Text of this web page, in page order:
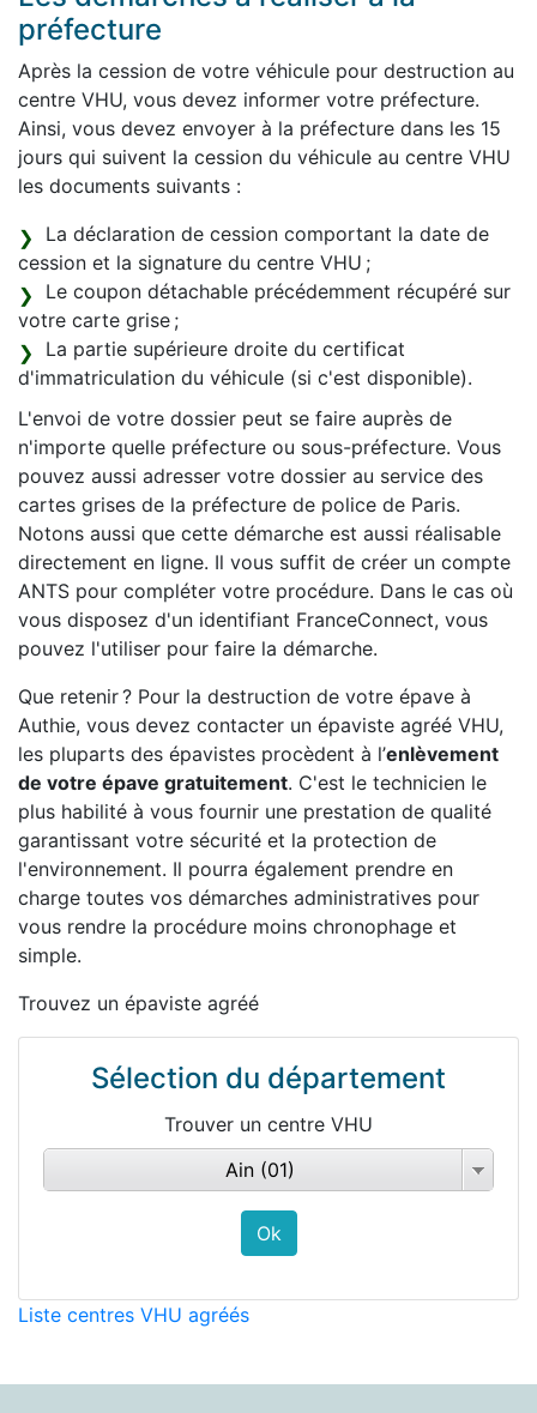
préfecture
Après la cession de votre véhicule pour destruction au
centre VHU, vous devez informer votre préfecture.
Ainsi, vous devez envoyer à la préfecture dans les 15
jours qui suivent la cession du véhicule au centre VHU
les documents suivants :
La déclaration de cession comportant la date de
cession et la signature du centre VHU ;
Le coupon détachable précédemment récupéré sur
votre carte grise ;
La partie supérieure droite du certificat
d'immatriculation du véhicule (si c'est disponible).
L'envoi de votre dossier peut se faire auprès de
n'importe quelle préfecture ou sous-préfecture. Vous
pouvez aussi adresser votre dossier au service des
cartes grises de la préfecture de police de Paris.
Notons aussi que cette démarche est aussi réalisable
directement en ligne. Il vous suffit de créer un compte
ANTS pour compléter votre procédure. Dans le cas où
vous disposez d'un identifiant FranceConnect, vous
pouvez l'utiliser pour faire la démarche.
Que retenir ? Pour la destruction de votre épave à
Authie, vous devez contacter un épaviste agréé VHU,
les pluparts des épavistes procèdent à l’enlèvement
de votre épave gratuitement. C'est le technicien le
plus habilité à vous fournir une prestation de qualité
garantissant votre sécurité et la protection de
l'environnement. Il pourra également prendre en
charge toutes vos démarches administratives pour
vous rendre la procédure moins chronophage et
simple.
Trouvez un épaviste agréé
Sélection du département
Trouver un centre VHU
Ain (01)
Liste centres VHU agréés